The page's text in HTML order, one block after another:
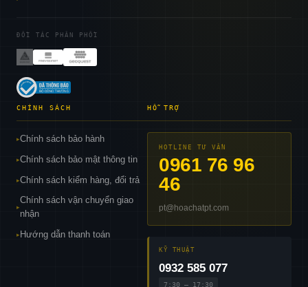
ĐỐI TÁC PHÂN PHỐI
CHÍNH SÁCH
▸Chính sách bảo hành
▸Chính sách bảo mật thông tin
▸Chính sách kiểm hàng, đổi trả
▸
Chính sách vận chuyển giao
nhận
▸ Hướng dẫn thanh toán
HỖ TRỢ
HOTLINE TƯ VẤN
0961 76 96
46
pt@hoachatpt.com
KỸ THUẬT
0932 585 077
7:30 – 17:30